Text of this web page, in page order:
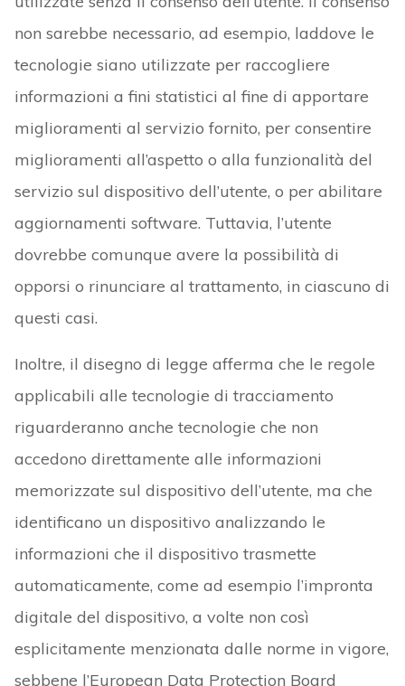
non sarebbe necessario, ad esempio, laddove le
tecnologie siano utilizzate per raccogliere
informazioni a fini statistici al fine di apportare
miglioramenti al servizio fornito, per consentire
miglioramenti all’aspetto o alla funzionalità del
servizio sul dispositivo dell’utente, o per abilitare
aggiornamenti software. Tuttavia, l’utente
dovrebbe comunque avere la possibilità di
opporsi o rinunciare al trattamento, in ciascuno di
questi casi.
Inoltre, il disegno di legge afferma che le regole
applicabili alle tecnologie di tracciamento
riguarderanno anche tecnologie che non
accedono direttamente alle informazioni
memorizzate sul dispositivo dell’utente, ma che
identificano un dispositivo analizzando le
informazioni che il dispositivo trasmette
automaticamente, come ad esempio l’impronta
digitale del dispositivo, a volte non così
esplicitamente menzionata dalle norme in vigore,
sebbene l’European Data Protection Board